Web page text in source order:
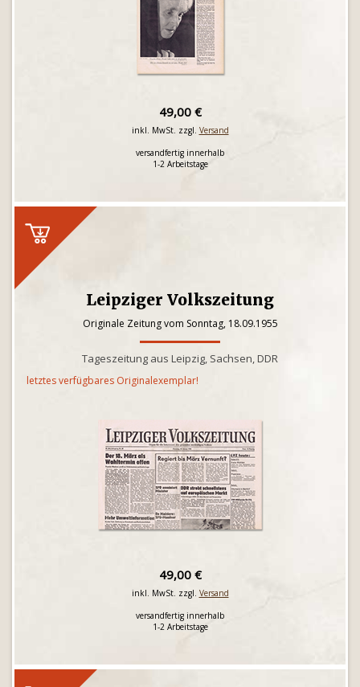
49,00 €
inkl. MwSt. zzgl. Versand
versandfertig innerhalb
1-2 Arbeitstage
Leipziger Volkszeitung
Originale Zeitung vom Sonntag, 18.09.1955
Tageszeitung aus Leipzig, Sachsen, DDR
letztes verfügbares Originalexemplar!
49,00 €
inkl. MwSt. zzgl. Versand
versandfertig innerhalb
1-2 Arbeitstage